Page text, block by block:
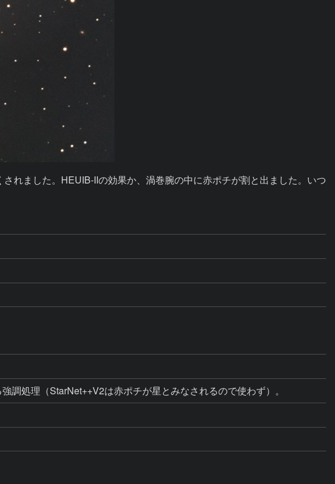
れました。HEUIB-IIの効果か、渦巻腕の中に赤ポチが割と出ました。いつ
処理（StarNet++V2は赤ポチが星とみなされるので使わず）。